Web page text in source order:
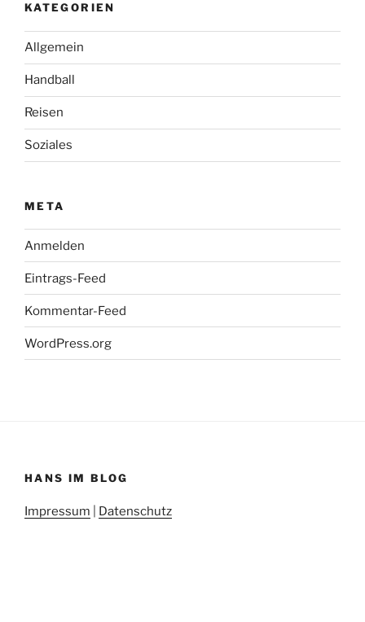
KATEGORIEN
Allgemein
Handball
Reisen
Soziales
META
Anmelden
Eintrags-Feed
Kommentar-Feed
WordPress.org
HANS IM BLOG
Impressum Datenschutz